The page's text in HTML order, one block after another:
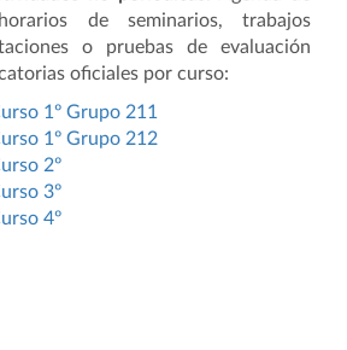
de seminarios, trabajos
o pruebas de evaluación
oficiales por curso:
1º Grupo 211
1º Grupo 212
2º
3º
4º